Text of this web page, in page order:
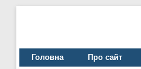
Головна Про сайт